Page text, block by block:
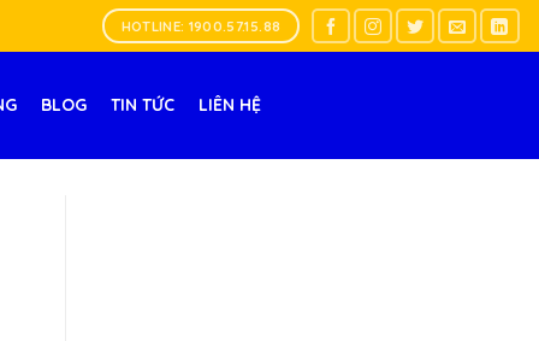
HOTLINE: 1900.57.15.88
BLOG TIN TỨC LIÊN HỆ